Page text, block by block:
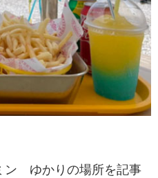
ン ゆかりの場所を記事